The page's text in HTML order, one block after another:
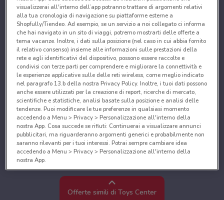
Offerte simili di Toys Center
visualizzerai all'interno dell’app potranno trattare di argomenti relativi
alla tua cronologia di navigazione su piattaforme esterne a
Shopfully/Tiendeo. Ad esempio, se un servizio a noi collegato ci informa
che hai navigato in un sito di viaggi, potremo mostrarti delle offerte a
tema vacanze. Inoltre, i dati sulla posizione (nel caso in cui abbia fornito
il relativo consenso) insieme alle informazioni sulle prestazioni della
rete e agli identificativi del dispositivo, possono essere raccolte e
condivisi con terze parti per comprendere e migliorare la connettività e
le esperienze applicative sulle delle reti wireless, come meglio indicato
nel paragrafo 13.b della nostra Privacy Policy. Inoltre, i tuoi dati possono
anche essere utilizzati per la creazione di report, ricerche di mercato,
scientifiche e statistiche, analisi basate sulla posizione e analisi delle
tendenze. Puoi modificare le tue preferenze in qualsiasi momento
accedendo a Menu > Privacy > Personalizzazione all'interno della
nostra App. Cosa succede se rifiuti: Continuerai a visualizzare annunci
pubblicitari, ma riguarderanno argomenti generici e probabilmente non
saranno rilevanti per i tuoi interessi. Potrai sempre cambiare idea
accedendo a Menu > Privacy > Personalizzazione all'interno della
nostra App.
Noi e i nostri partner trattiamo i dati per fornire:
Utilizzare dati di geolocalizzazione precisi. Scansione attiva delle
caratteristiche del dispositivo ai fini dell’identificazione. Archiviare